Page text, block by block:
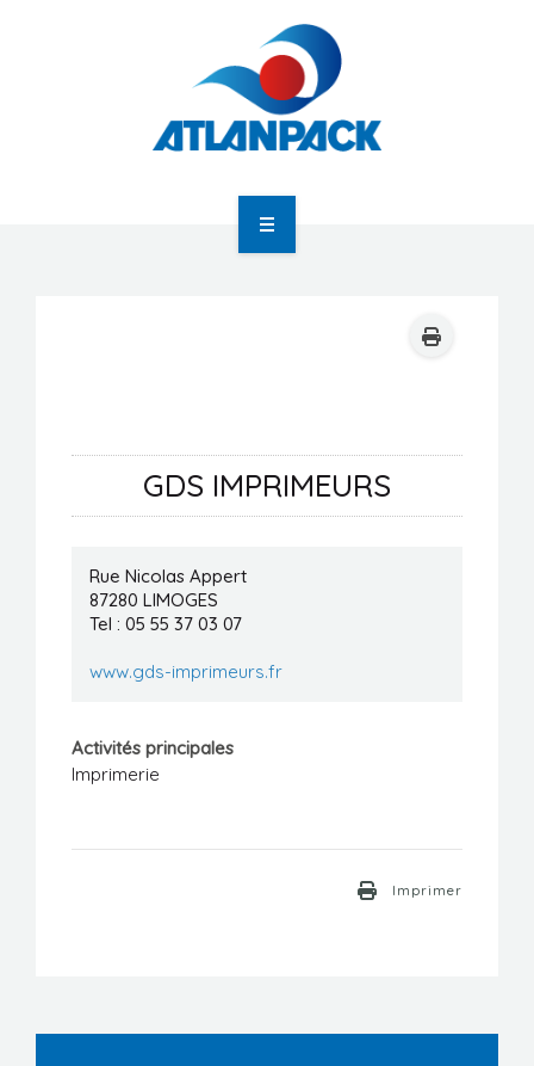
Formations
Stages/Emplois
GDS IMPRIMEURS
Rue Nicolas Appert
87280 LIMOGES
Tel : 05 55 37 03 07
www.gds-imprimeurs.fr
Activités principales
Imprimerie
Imprimer